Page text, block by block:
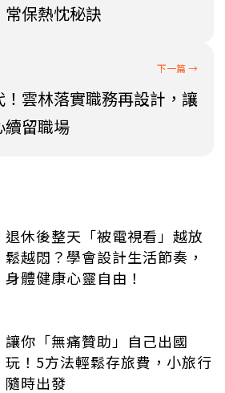
保熱忱秘訣
雲林落實職務再設計，讓
續留職場
退休後整天「被電視看」越放
鬆越悶？學會設計生活節奏，
身體健康心靈自由！
讓你「無痛贊助」自己出國
玩！5方法輕鬆存旅費，小旅行
隨時出發